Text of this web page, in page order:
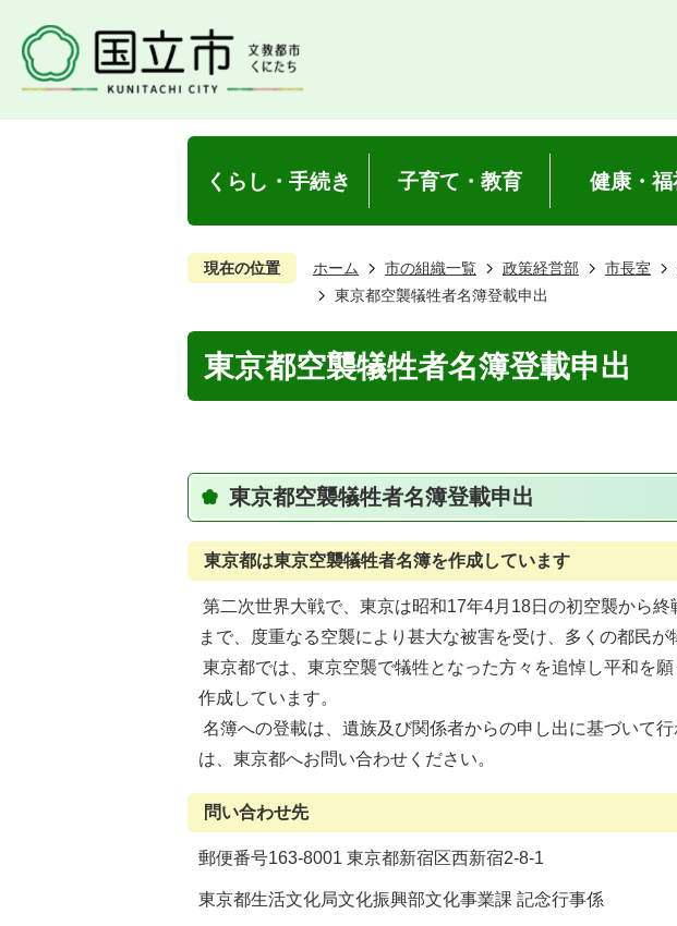
くらし・手続き 子育て・教育 健康・福
現在の位置 ホーム 市の組織一覧 政策経営部 市長室
東京都空襲犠牲者名簿登載申出
東京都空襲犠牲者名簿登載申出
東京都空襲犠牲者名簿登載申出
東京都は東京空襲犠牲者名簿を作成しています
第二次世界大戦で、東京は昭和17年4月18日の初空襲から
まで、度重なる空襲により甚大な被害を受け、多くの都民が
東京都では、東京空襲で犠牲となった方々を追悼し平和を
作成しています。
名簿への登載は、遺族及び関係者からの申し出に基づいて
は、東京都へお問い合わせください。
問い合わせ先
郵便番号163-8001 東京都新宿区西新宿2-8-1
東京都生活文化局文化振興部文化事業課 記念行事係